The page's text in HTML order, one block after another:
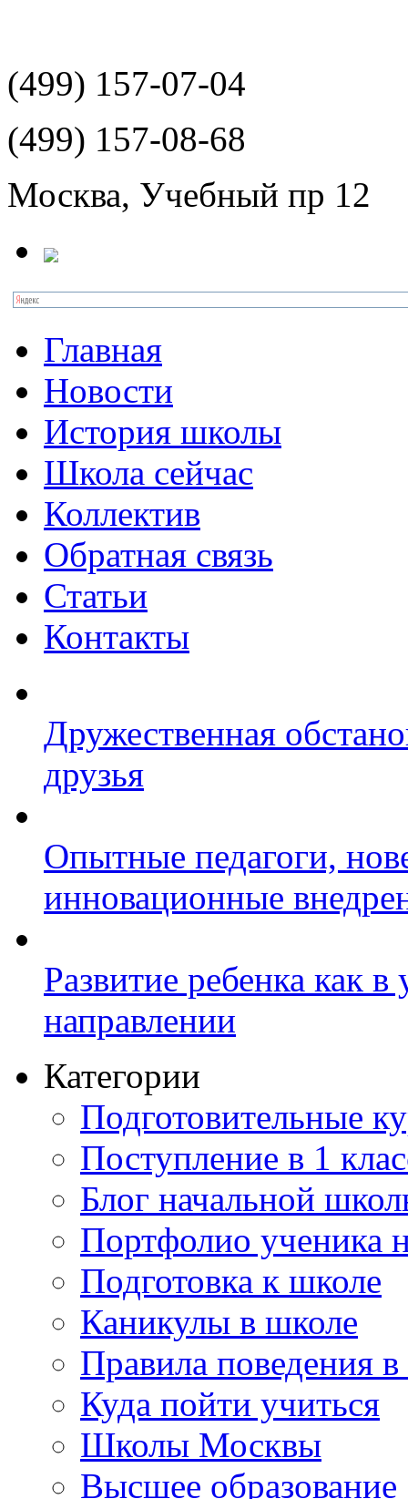
(499) 157-07-04
(499) 157-08-68
Москва, Учебный пр 12
Главная
Новости
История школы
Школа сейчас
Коллектив
Обратная связь
Статьи
Контакты
Дружественная
друзья
Опытные педагоги,
инновационные
Развитие ребенка как
направлении
Категории
Подготовительные
Поступление в 1
Блог начальной
Портфолио ученика
Подготовка к школе
Каникулы в школе
Правила поведения
Куда пойти учиться
Школы Москвы
Высшее образование